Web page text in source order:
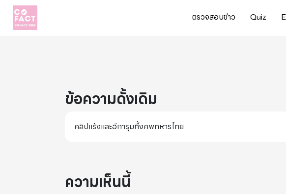
ตรวจสอบข่าว Quiz
ข้อความดั้งเดิม
คลิปแร้งและอีการุมทึ้งศพทหารไทย
ความเห็นนี้